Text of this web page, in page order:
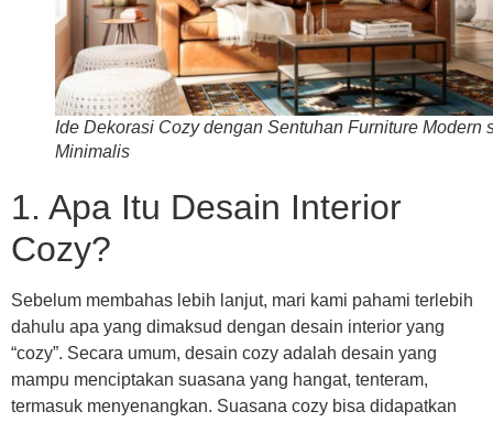
Ide Dekorasi Cozy dengan Sentuhan Furniture Modern
Minimalis
1. Apa Itu Desain Interior
Cozy?
Sebelum membahas lebih lanjut, mari kami pahami terlebih
dahulu apa yang dimaksud dengan desain interior yang
“cozy”. Secara umum, desain cozy adalah desain yang
mampu menciptakan suasana yang hangat, tenteram,
termasuk menyenangkan. Suasana cozy bisa didapatkan